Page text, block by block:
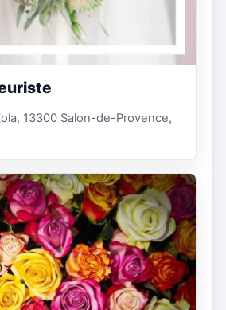
13300 Salon-de-Provence,